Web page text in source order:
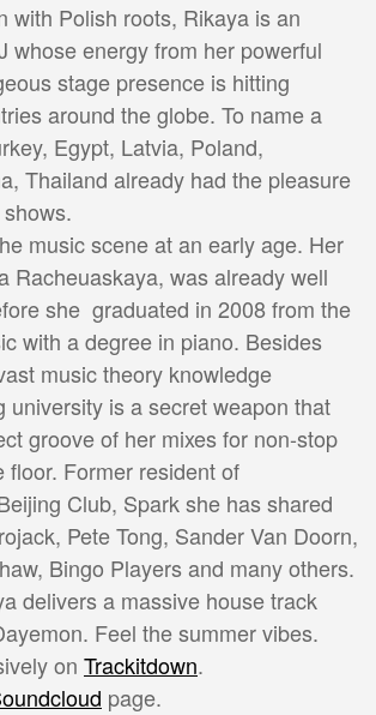
with Polish roots, Rikaya is an
whose energy from her powerful
stage presence is hitting
around the globe. To name a
Egypt, Latvia, Poland,
Thailand already had the pleasure
music scene at an early age. Her
Racheuaskaya, was already well
she graduated in 2008 from the
with a degree in piano. Besides
music theory knowledge
university is a secret weapon that
groove of her mixes for non-stop
floor. Former resident of
Club, Spark she has shared
Pete Tong, Sander Van Doorn,
Bingo Players and many others.
delivers a massive house track
Feel the summer vibes.
on Trackitdown.
page.